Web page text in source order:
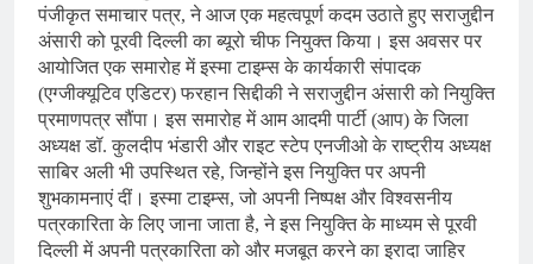
पंजीकृत समाचार पत्र, ने आज एक महत्वपूर्ण कदम उठाते हुए सराजुद्दीन
अंसारी को पूरवी दिल्ली का ब्यूरो चीफ नियुक्त किया। इस अवसर पर
आयोजित एक समारोह में इस्मा टाइम्स के कार्यकारी संपादक
(एग्जीक्यूटिव एडिटर) फरहान सिद्दीकी ने सराजुद्दीन अंसारी को नियुक्ति
प्रमाणपत्र सौंपा। इस समारोह में आम आदमी पार्टी (आप) के जिला
अध्यक्ष डॉ. कुलदीप भंडारी और राइट स्टेप एनजीओ के राष्ट्रीय अध्यक्ष
साबिर अली भी उपस्थित रहे, जिन्होंने इस नियुक्ति पर अपनी
शुभकामनाएं दीं। इस्मा टाइम्स, जो अपनी निष्पक्ष और विश्वसनीय
पत्रकारिता के लिए जाना जाता है, ने इस नियुक्ति के माध्यम से पूरवी
दिल्ली में अपनी पत्रकारिता को और मजबूत करने का इरादा जाहिर